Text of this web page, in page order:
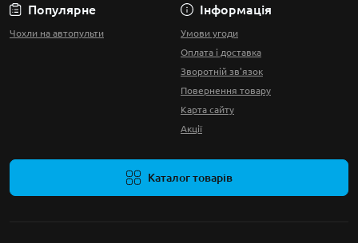
Популярне
Чохли на автопульти
Інформація
Умови угоди
Оплата і доставка
Зворотній зв'язок
Повернення товару
Карта сайту
Акції
Каталог товарів